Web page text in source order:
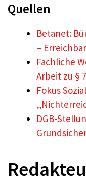
Quellen
Betanet:
–
Fachliche
Arbeit zu §
Fokus
DGB-